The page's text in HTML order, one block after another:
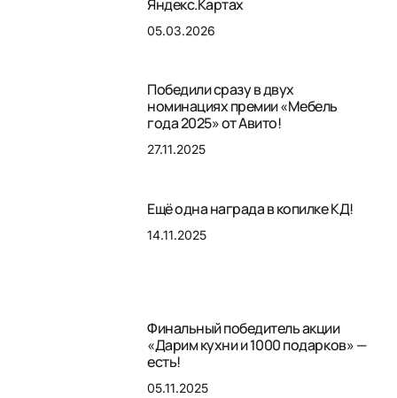
Яндекс.Картах
05.03.2026
Победили сразу в двух
номинациях премии «Мебель
года 2025» от Авито!
27.11.2025
Ещё одна награда в копилке КД!
14.11.2025
Финальный победитель акции
«Дарим кухни и 1000 подарков» —
есть!
05.11.2025